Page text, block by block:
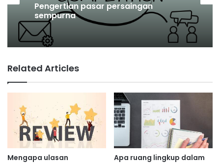
Pengertian pasar persaingan
sempurna
Bisnis
Apa itu biaya marjinal produksi?
Related Articles
Mengapa ulasan
Apa ruang lingkup dalam